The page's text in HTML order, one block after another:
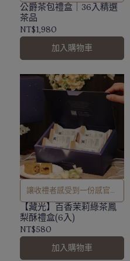
公爵茶包禮盒｜36入精選
茶品
NT$1,980
加入購物車
讓收禮者感受到一份感官被
喚醒的祝福體驗。
【藏光】百香茉莉綠茶鳳
梨酥禮盒(6入)
NT$580
加入購物車